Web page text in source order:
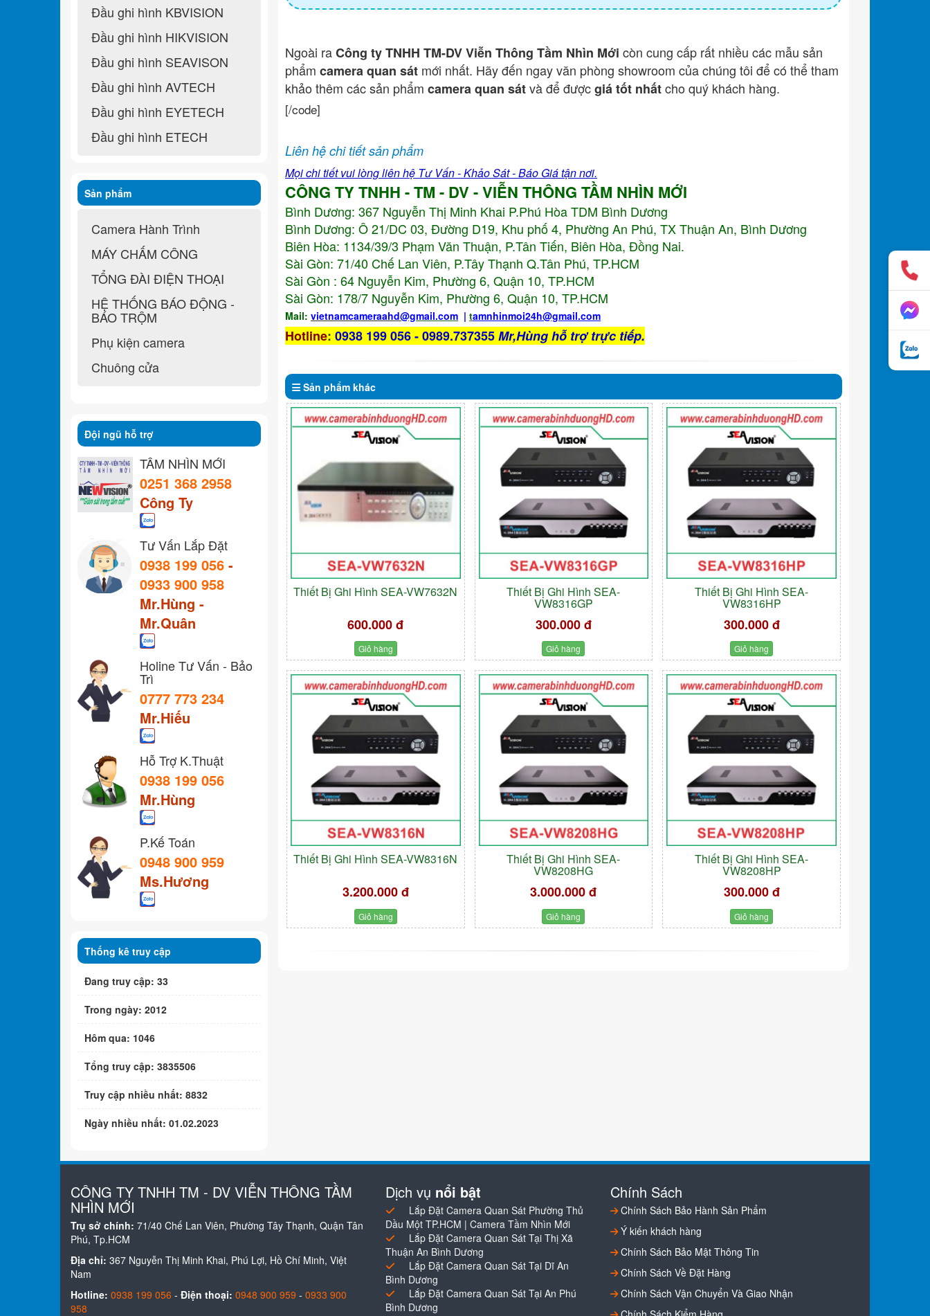
Ngoài raCông ty TNHH TM-DV Viễn Thông Tầm Nhìn Mới còn cung cấp rất nhiều các mẫu sản
phẩm camera quan sát mới nhất. Hãy đến ngay văn phòng showroom của chúng tôi để có thể tham
khảo thêm các sản phẩm camera quan sátvà để đượcgiá tốt nhấtcho quý khách hàng.
[/code]
Liên hệ chi tiết sản phẩm
Mọi chi tiết vui lòng liên hệ Tư Vấn - Khảo Sát - Báo Giá tận nơi.
CÔNG TY TNHH - TM - DV - VIỄN THÔNG TẦM NHÌN MỚI
Bình Dương: 367 Nguyễn Thị Minh Khai P.Phú Hòa TDM Bình Dương
Bình Dương: Ô 21/DC 03, Đường D19, Khu phố 4, Phường An Phú, TX Thuận An, Bình Dương
Biên Hòa: 1134/39/3 Phạm Văn Thuận, P.Tân Tiến, Biên Hòa, Đồng Nai.
Sài Gòn: 71/40 Chế Lan Viên, P.Tây Thạnh Q.Tân Phú, TP.HCM
Sài Gòn : 64 Nguyễn Kim, Phường 6, Quận 10, TP.HCM
Sài Gòn: 178/7 Nguyễn Kim, Phường 6, Quận 10, TP.HCM
Mail: vietnamcameraahd@gmail.com | tamnhinmoi24h@gmail.com
Hotline: 0938 199 056 - 0989.737355Mr,Hùng hỗ trợ trực tiếp.
Sản phẩm khác
Thiết Bị Ghi Hình SEA-VW7632N
600.000 đ
Giỏ hàng
Thiết Bị Ghi Hình SEA-
VW8316GP
300.000 đ
Giỏ hàng
Thiết Bị Ghi Hình SEA-
VW8316HP
300.000 đ
Giỏ hàng
Thiết Bị Ghi Hình SEA-VW8316N
3.200.000 đ
Giỏ hàng
Thiết Bị Ghi Hình SEA-
VW8208HG
3.000.000 đ
Giỏ hàng
Thiết Bị Ghi Hình SEA-
VW8208HP
300.000 đ
Giỏ hàng
Đầu ghi hình KBVISION
Đầu ghi hình HIKVISION
Đầu ghi hình SEAVISON
Đầu ghi hình AVTECH
Đầu ghi hình EYETECH
Đầu ghi hình ETECH
Sản phẩm
Camera Hành Trình
MÁY CHẤM CÔNG
TỔNG ĐÀI ĐIỆN THOẠI
HỆ THỐNG BÁO ĐỘNG -
BÁO TRỘM
Phụ kiện camera
Chuông cửa
Đội ngũ hỗ trợ
TẦM NHÌN MỚI
0251 368 2958
Công Ty
Tư Vấn Lắp Đặt
0938 199 056 -
0933 900 958
Mr.Hùng -
Mr.Quân
Holine Tư Vấn - Bảo
Trì
0777 773 234
Mr.Hiếu
Hỗ Trợ K.Thuật
0938 199 056
Mr.Hùng
P.Kế Toán
0948 900 959
Ms.Hương
Thống kê truy cập
Đang truy cập: 33
Trong ngày: 2012
Hôm qua: 1046
Tổng truy cập: 3835506
Truy cập nhiều nhất: 8832
Ngày nhiều nhất: 01.02.2023
CÔNG TY TNHH TM - DV VIỄN THÔNG TẦM
NHÌN MỚI
Trụ sở chính: 71/40 Chế Lan Viên, Phường Tây Thạnh, Quận Tân
Phú, Tp.HCM
Địa chỉ: 367 Nguyễn Thị Minh Khai, Phú Lợi, Hồ Chí Minh, Việt
Nam
Hotline: 0938 199 056 - Điện thoại: 0948 900 959 - 0933 900
958
Dịch vụ nổi bật
Lắp Đặt Camera Quan Sát Phường Thủ
Dầu Một TP.HCM | Camera Tầm Nhìn Mới
Lắp Đặt Camera Quan Sát Tại Thị Xã
Thuận An Bình Dương
Lắp Đặt Camera Quan Sát Tại Dĩ An
Bình Dương
Lắp Đặt Camera Quan Sát Tại An Phú
Bình Dương
Chính Sách
Chính Sách Bảo Hành Sản Phẩm
Ý kiến khách hàng
Chính Sách Bảo Mật Thông Tin
Chính Sách Về Đặt Hàng
Chính Sách Vận Chuyển Và Giao Nhận